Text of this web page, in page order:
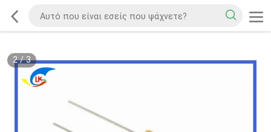
2/3